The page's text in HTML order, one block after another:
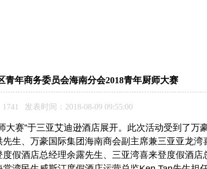
青年商务委员会海南分会2018青年厨师大赛
1741 发表时间：2018-08-09 09:55:00
赛”于三亚艾迪逊酒店展开。此次活动受到了万
生、万豪国际集团海南商会副主席兼三亚亚龙湾
假酒店总经理余露先生、三亚湾喜来登度假酒